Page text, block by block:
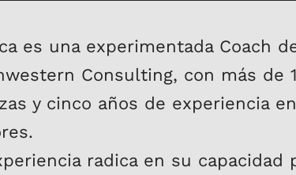
es una experimentada Coach
Consulting, con más de
y cinco años de experiencia
radica en su capacidad